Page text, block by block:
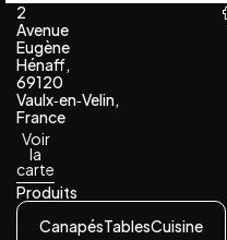
2
Avenue
Eugène
Hénaff,
69120
Vaulx‑en‑Velin,
France
Voir
la
carte
Produits
CanapésTablesCuisine